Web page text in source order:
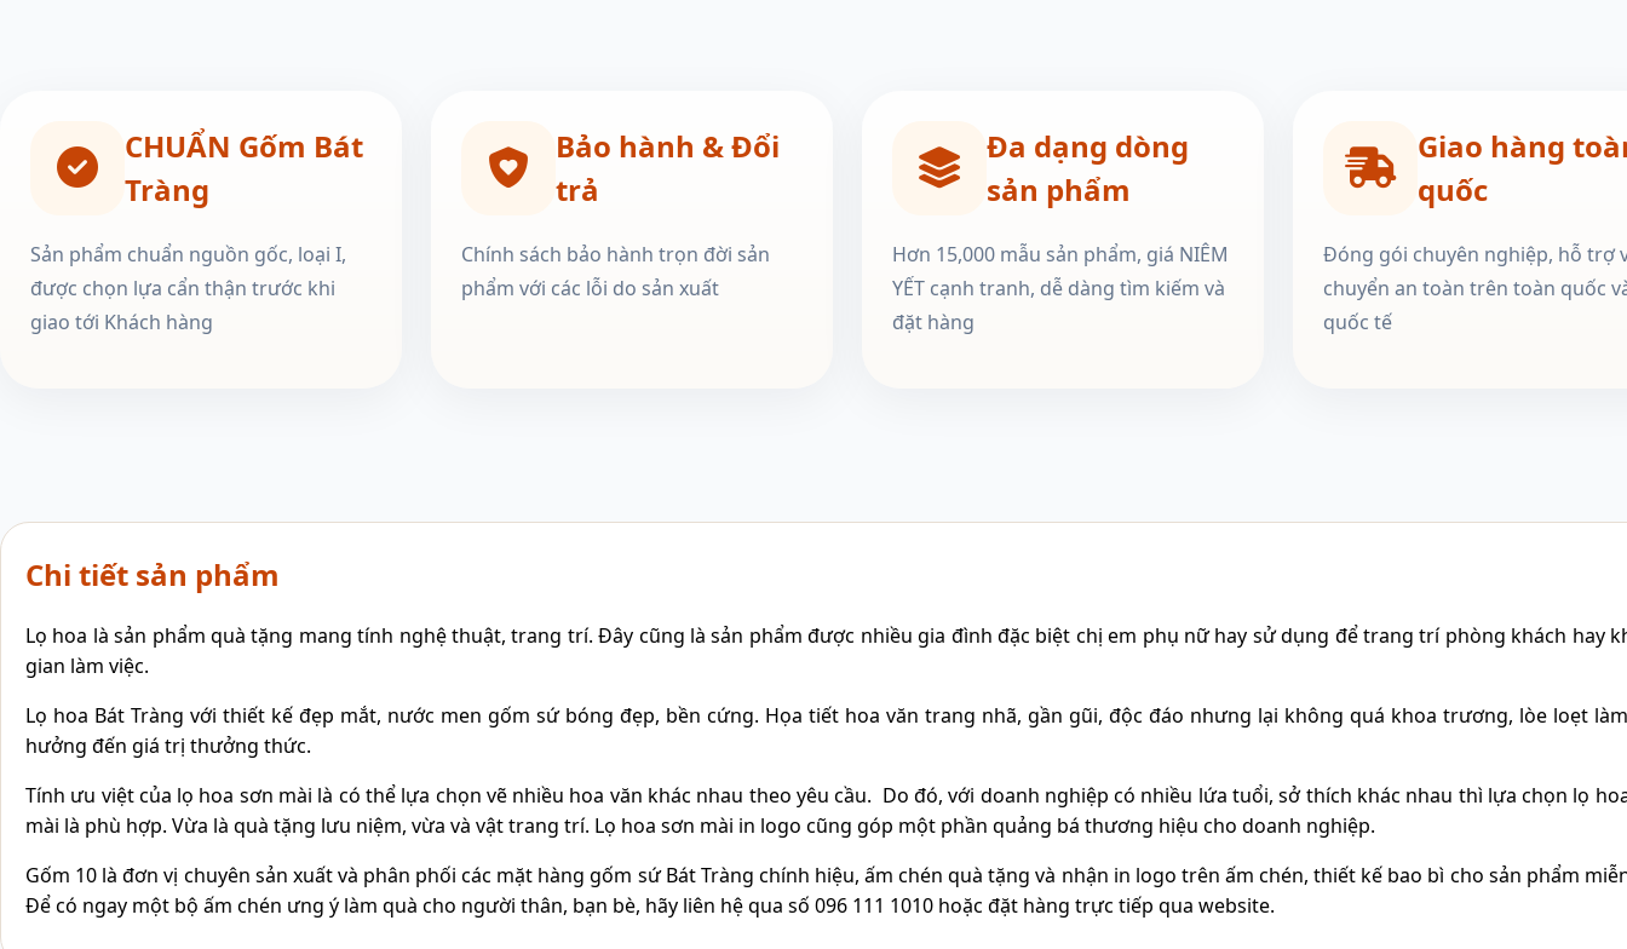
CHUẨN Gốm Bát
Tràng
Sản phẩm chuẩn nguồn gốc, loại I,
được chọn lựa cẩn thận trước khi
giao tới Khách hàng
Bảo hành & Đổi
trả
Chính sách bảo hành trọn đời sản
phẩm với các lỗi do sản xuất
Đa dạng dòng
sản phẩm
Hơn 15,000 mẫu sản phẩm, giá NIÊM
YẾT cạnh tranh, dễ dàng tìm kiếm và
đặt hàng
Giao hàng
quốc
Đóng gói chuyên nghiệp, hỗ trợ
chuyển an toàn trên toàn quốc
quốc tế
Chi tiết sản phẩm
Lọ hoa là sản phẩm quà tặng mang tính nghệ thuật, trang trí. Đây cũng là sản phẩm được nhiều gia đình đặc biệt chị em phụ nữ hay sử dụng để trang trí phòng khách hay
gian làm việc.
Lọ hoa Bát Tràng với thiết kế đẹp mắt, nước men gốm sứ bóng đẹp, bền cứng. Họa tiết hoa văn trang nhã, gần gũi, độc đáo nhưng lại không quá khoa trương, lòe loẹt
hưởng đến giá trị thưởng thức.
Tính ưu việt của lọ hoa sơn mài là có thể lựa chọn vẽ nhiều hoa văn khác nhau theo yêu cầu. Do đó, với doanh nghiệp có nhiều lứa tuổi, sở thích khác nhau thì lựa chọn lọ
mài là phù hợp. Vừa là quà tặng lưu niệm, vừa và vật trang trí. Lọ hoa sơn mài in logo cũng góp một phần quảng bá thương hiệu cho doanh nghiệp.
Gốm 10 là đơn vị chuyên sản xuất và phân phối các mặt hàng gốm sứ Bát Tràng chính hiệu, ấm chén quà tặng và nhận in logo trên ấm chén, thiết kế bao bì cho sản phẩm
Để có ngay một bộ ấm chén ưng ý làm quà cho người thân, bạn bè, hãy liên hệ qua số 096 111 1010 hoặc đặt hàng trực tiếp qua website.